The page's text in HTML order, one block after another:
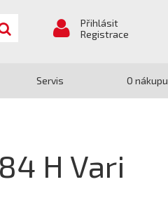
Přihlásit
Registrace
Servis O nákupu
H Vari